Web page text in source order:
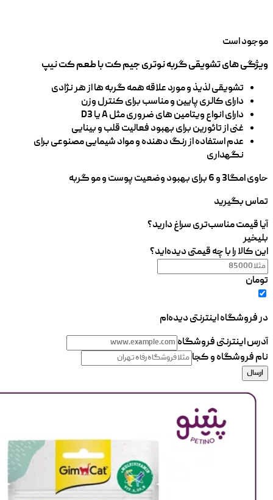
موجود است
ویژگی های تشویقی گربه نوتری جیم کت با طعم کت نیپ
تشویقی لذیذ و مورد علاقه همه گربه ها از هر نژادی
دارای کالری پایین و مناسب برای کنترل وزن
دارای انواع ویتامین های ضروری مثل A یا D3
غنی از تائورین برای بهبود فعالیت قلب و بینایی
عدم استفاده از رنگ دهنده و مواد شیمایی مصنوعی برای
نگهداری
حاوی امگا3 و 6 برای بهبود وضعیت پوست و مو گربه
تماس بگیرید
آیا قیمت مناسب‌تری سراغ دارید؟
بلیخیر
این کالا را با چه قیمتی دیده‌اید؟
تومان
در فروشگاه اینترنتی دیده‌ام
آدرس اینترنتی فروشگاه
نام فروشگاه و کجا